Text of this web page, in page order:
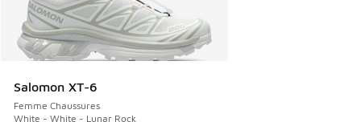
Salomon XT-6
Femme Chaussures
White - White - Lunar Rock